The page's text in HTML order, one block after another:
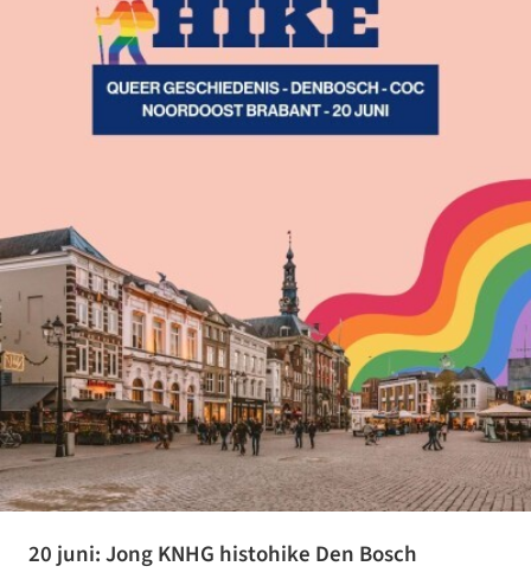
20 juni: Jong KNHG histohike Den Bosch